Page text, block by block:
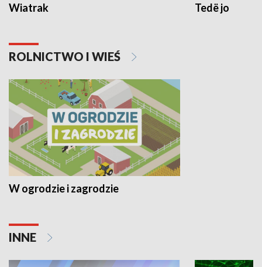
Wiatrak Tedë jo
ROLNICTWO I WIEŚ
W ogrodzie i zagrodzie
INNE